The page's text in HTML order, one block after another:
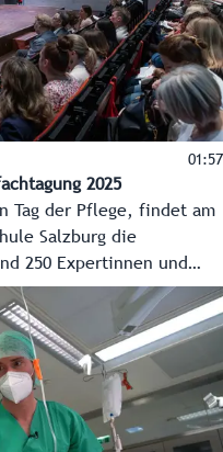
01:57
2025
Tag der Pflege, findet am
Salzburg die
250 Expertinnen und
nehmen unter dem
Pflege“ teil. Für die
markiert das jährliche
Informationswelle.